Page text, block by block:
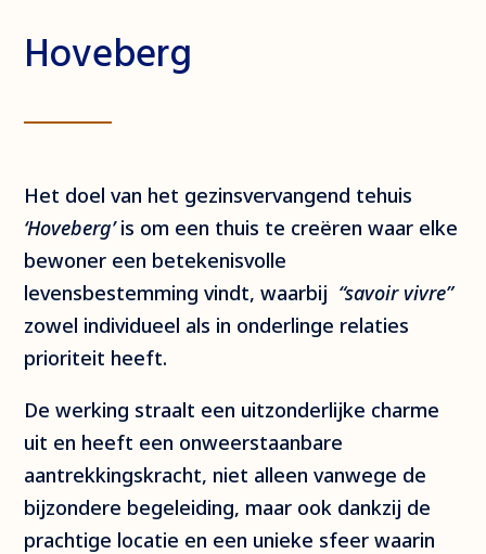
Hoveberg
Het doel van het gezinsvervangend tehuis
‘Hoveberg’is om een thuis te creëren waar elke
bewoner een betekenisvolle
levensbestemming vindt, waarbij “savoir vivre”
zowel individueel als in onderlinge relaties
prioriteit heeft.
De werking straalt een uitzonderlijke charme
uit en heeft een onweerstaanbare
aantrekkingskracht, niet alleen vanwege de
bijzondere begeleiding, maar ook dankzij de
prachtige locatie en een unieke sfeer waarin